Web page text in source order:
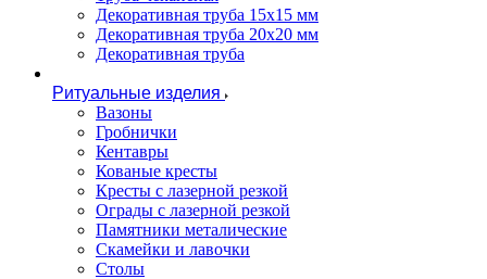
Декоративная труба 15х15 мм
Декоративная труба 20х20 мм
Декоративная труба
Ритуальные изделия
Вазоны
Гробнички
Кентавры
Кованые кресты
Кресты с лазерной резкой
Ограды с лазерной резкой
Памятники металические
Скамейки и лавочки
Столы